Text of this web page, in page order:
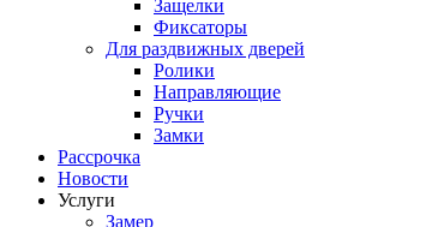
Защелки
Фиксаторы
Для раздвижных дверей
Ролики
Направляющие
Ручки
Замки
Рассрочка
Новости
Услуги
Замер